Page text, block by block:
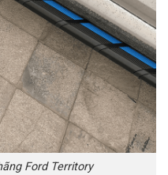
Ford Territory